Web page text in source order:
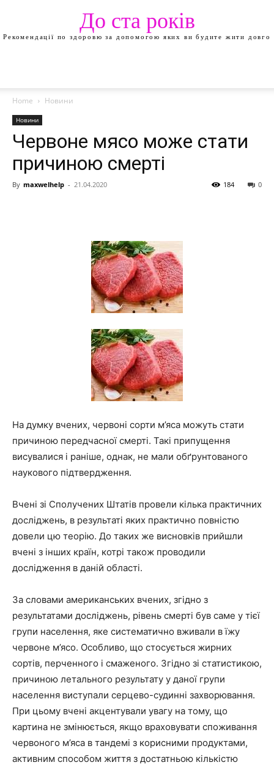
До ста років
Рекомендації по здоровю за допомогою яких ви будите жити довго
Home Новини
Новини
Червоне мясо може стати
причиною смерті
By maxwelhelp - 21.04.2020 0
184
На думку вчених, червоні сорти м’яса можуть стати
причиною передчасної смерті. Такі припущення
висувалися і раніше, однак, не мали обґрунтованого
наукового підтвердження.
Вчені зі Сполучених Штатів провели кілька практичних
досліджень, в результаті яких практично повністю
довели цю теорію. До таких же висновків прийшли
вчені з інших країн, котрі також проводили
дослідження в даній області.
За словами американських вчених, згідно з
результатами досліджень, рівень смерті був саме у тієї
групи населення, яке систематично вживали в їжу
червоне м’ясо. Особливо, що стосується жирних
сортів, перченного і смаженого. Згідно зі статистикою,
причиною летального результату у даної групи
населення виступали серцево-судинні захворювання.
При цьому вчені акцентували увагу на тому, що
картина не змінюється, якщо враховувати споживання
червоного м’яса в тандемі з корисними продуктами,
активним способом життя з достатньою кількістю